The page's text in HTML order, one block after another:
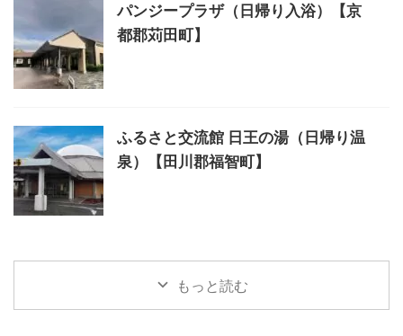
パンジープラザ（日帰り入浴）【京
都郡苅田町】
ふるさと交流館 日王の湯（日帰り温
泉）【田川郡福智町】
もっと読む